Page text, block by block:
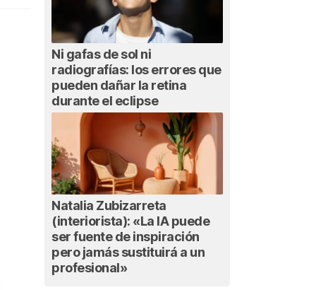
Ni gafas de sol ni
radiografías: los errores que
pueden dañar la retina
durante el eclipse
Natalia Zubizarreta
(interiorista): «La IA puede
ser fuente de inspiración
pero jamás sustituirá a un
profesional»